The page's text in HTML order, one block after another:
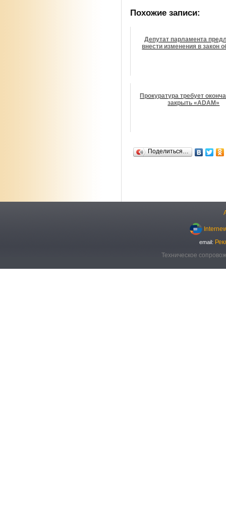
Похожие записи:
Депутат парламента
внести изменения в закон
Прокуратура требует
закрыть «ADAM»
Поделиться…
email:
Техническое